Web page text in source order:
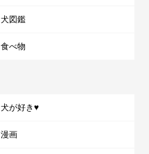
犬図鑑
食べ物
犬が好き♥
漫画